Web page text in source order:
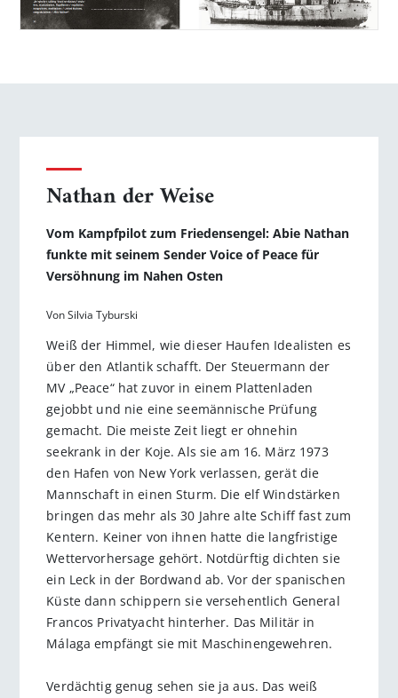
Nathan der Weise
Vom Kampfpilot zum Friedensengel: Abie Nathan
funkte mit seinem Sender Voice of Peace für
Versöhnung im Nahen Osten
Von Silvia Tyburski
Weiß der Himmel, wie dieser Haufen Idealisten es
über den Atlantik schafft. Der Steuermann der
MV „Peace“ hat zuvor in einem Plattenladen
gejobbt und nie eine seemännische Prüfung
gemacht. Die meiste Zeit liegt er ohnehin
seekrank in der Koje. Als sie am 16. März 1973
den Hafen von New York verlassen, gerät die
Mannschaft in einen Sturm. Die elf Windstärken
bringen das mehr als 30 Jahre alte Schiff fast zum
Kentern. Keiner von ihnen hatte die langfris­tige
Wettervorhersage gehört. Notdürftig dichten sie
ein Leck in der Bordwand ab. Vor der spanischen
Küste dann schippern sie versehentlich General
Francos Privatyacht hinterher. Das Militär in
Málaga empfängt sie mit Maschinengewehren.
Verdächtig genug sehen sie ja aus. Das weiß